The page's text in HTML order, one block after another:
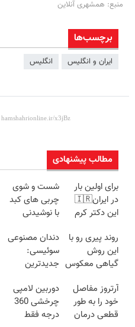
منبع: همشهری آنلاین
برچسب‌ها
ایران و انگلیس انگلیس
مطالب پیشنهادی
برای اولین بار
در ایران🇮🇷
این دکتر کرم
روزه ساخت!
شست و شوی
چربی های کبد
با نوشیدنی
روند پیری رو با
این روش
گیاهی معکوس
دندان مصنوعی
سوئیسی:
جدیدترین
سبک و مقاوم |
پرداخت قسطی
آرتروز مفاصل
خود را به طور
قطعی درمان
دوربین لامپی
چرخشی 360
درجه فقط